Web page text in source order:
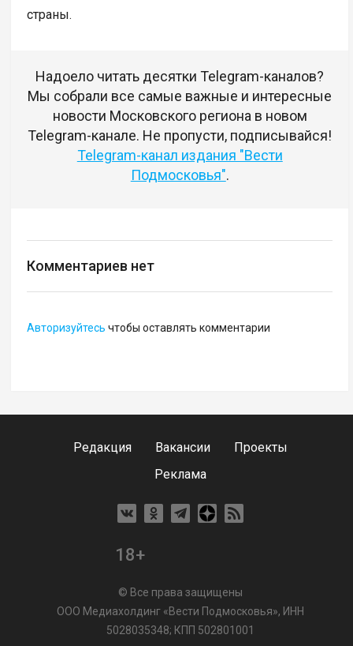
страны.
Надоело читать десятки Telegram-каналов?
Мы собрали все самые важные и интересные
новости Московского региона в новом
Telegram-канале. Не пропусти, подписывайся!
Telegram-канал издания "Вести
Подмосковья".
Комментариев нет
Авторизуйтесь чтобы оставлять комментарии
Редакция Вакансии
Проекты
Реклама
18+
© Все права защищены
ООО Медиахолдинг «Вести Подмосковья», ИНН
5028035348; КПП 502801001